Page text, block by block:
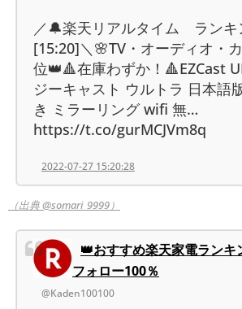
／🔔楽天リアルタイム ランキ
[15:20]＼🌸TV・オーディオ・
位👑🔺在庫わずか！🔺EZCast
ジーキャスト ウルトラ 日本語
き ミラーリング wifi 無…
https://t.co/gurMCJVm8q
2022-07-27 15:20:28
（出典 @somari_9999）
👑おすすめ楽天家電ランキ
フォロー100％
@Kaden100100